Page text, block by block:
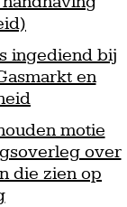
ingediend bij
en
motie
over
die zien op